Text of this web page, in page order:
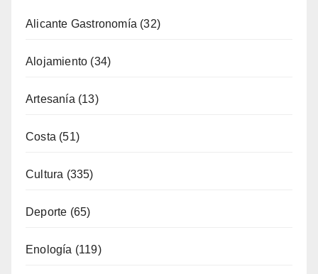
Alicante Gastronomía (32)
Alojamiento (34)
Artesanía (13)
Costa (51)
Cultura (335)
Deporte (65)
Enología (119)